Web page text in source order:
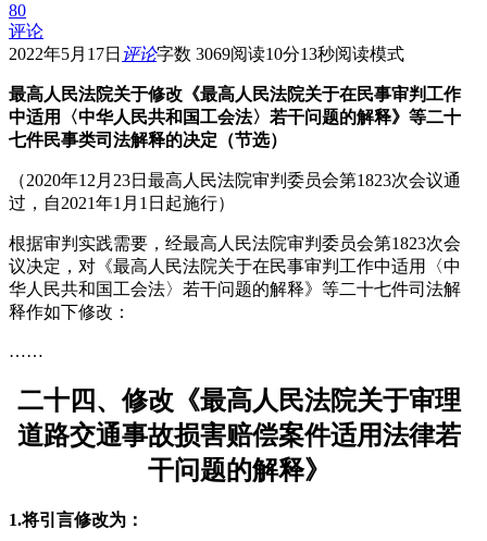
80
评论
2022年5月17日 评论字数 3069阅读10分13秒阅读模式
最高人民法院关于修改《最高人民法院关于在民事审判工作
中适用〈中华人民共和国工会法〉若干问题的解释》等二十
七件民事类司法解释的决定（节选）
（2020年12月23日最高人民法院审判委员会第1823次会议通
过，自2021年1月1日起施行）
根据审判实践需要，经最高人民法院审判委员会第1823次会
议决定，对《最高人民法院关于在民事审判工作中适用〈中
华人民共和国工会法〉若干问题的解释》等二十七件司法解
释作如下修改：
……
二十四、修改《最高人民法院关于审理
道路交通事故损害赔偿案件适用法律若
干问题的解释》
1.将引言修改为：